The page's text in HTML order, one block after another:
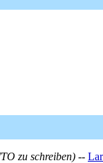
zu schreiben) --